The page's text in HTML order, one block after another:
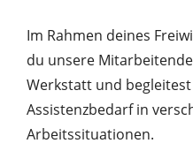
Im Rahmen deines
du unsere
Werkstatt und
Assistenzbedarf in
Arbeitssituationen.